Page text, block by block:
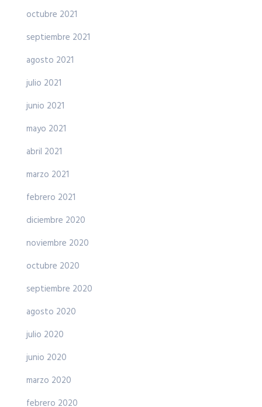
octubre 2021
septiembre 2021
agosto 2021
julio 2021
junio 2021
mayo 2021
abril 2021
marzo 2021
febrero 2021
diciembre 2020
noviembre 2020
octubre 2020
septiembre 2020
agosto 2020
julio 2020
junio 2020
marzo 2020
febrero 2020